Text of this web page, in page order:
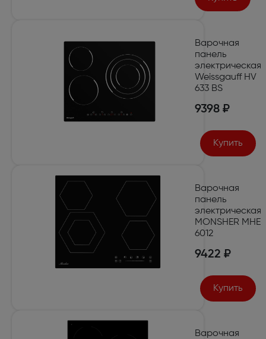
Варочная
панель
электрическая
Weissgauff HV
633 BS
9398 ₽
Купить
Варочная
панель
электрическая
MONSHER MHE
6012
9422 ₽
Купить
Варочная